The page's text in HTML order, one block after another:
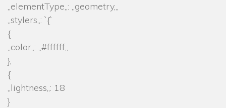
„elementType„: „geometry„,
„stylers„: `{`
{
„color„: „#ffffff„
},
{
„lightness„: 18
}